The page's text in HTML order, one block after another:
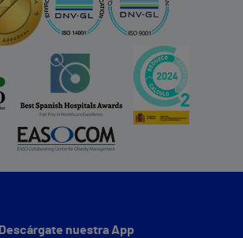
Descárgate nuestra App